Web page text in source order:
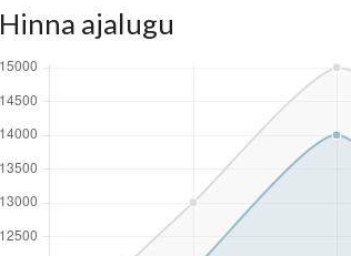
Hinna ajalugu